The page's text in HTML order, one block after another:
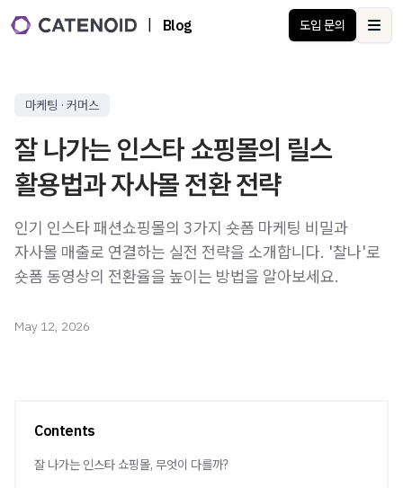
Blog 도입 문의
마케팅 · 커머스
잘 나가는 인스타 쇼핑몰의 릴스
활용법과 자사몰 전환 전략
인기 인스타 패션쇼핑몰의 3가지 숏폼 마케팅 비밀과
자사몰 매출로 연결하는 실전 전략을 소개합니다. '찰나'로
숏폼 동영상의 전환율을 높이는 방법을 알아보세요.
May 12, 2026
Contents
잘 나가는 인스타 쇼핑몰, 무엇이 다를까?